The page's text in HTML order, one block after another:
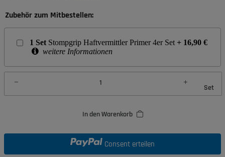
Zubehör zum Mitbestellen:
1 Set Stompgrip Haftvermittler Primer 4er Set + 16,90 €
weitere Informationen
Set
In den Warenkorb
Consent erteilen